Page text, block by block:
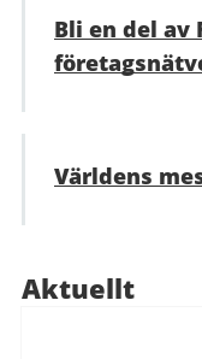
Bli en del av
Världens
Aktuellt